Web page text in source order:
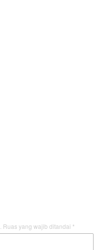
Ruas yang wajib ditandai *